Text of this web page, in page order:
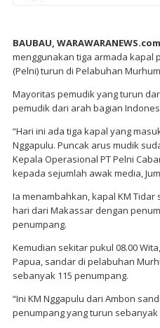
BAUBAU,
menggunakan tiga armada kapal
(Pelni) turun di Pelabuhan
Mayoritas pemudik yang turun
pemudik dari arah bagian
“Hari ini ada tiga kapal yang
Nggapulu. Puncak arus mudik
Kepala Operasional PT Pelni
kepada sejumlah awak media,
Ia menambahkan, kapal KM
hari dari Makassar dengan
penumpang.
Kemudian sekitar pukul 08.00
Papua, sandar di pelabuhan
sebanyak 115 penumpang.
“Ini KM Nggapulu dari Ambon
penumpang yang turun sebanyak